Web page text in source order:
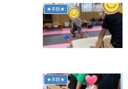
★本館★
★本館★